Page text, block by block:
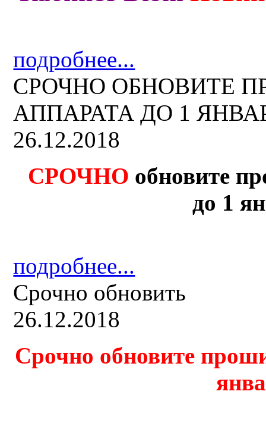
подробнее...
СРОЧНО ОБНОВИТЕ
АППАРАТА ДО 1
26.12.2018
СРОЧНО обновите
до 1
подробнее...
Срочно обновить
26.12.2018
Срочно обновите